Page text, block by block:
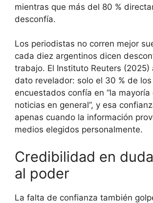
mientras que más del 80 %
desconfía.
Los periodistas no corren mejor
cada diez argentinos dicen
trabajo. El Instituto Reuters (2025)
dato revelador: solo el 30 % de los
encuestados confía en “la mayoría
noticias en general”, y esa
apenas cuando la información
medios elegidos personalmente.
Credibilidad en
al poder
La falta de confianza también